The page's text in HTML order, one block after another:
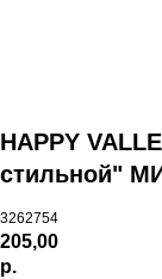
HAPPY
стильной"
3262754
205,00
р.